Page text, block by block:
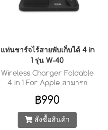
แท่นชาร์จไร้สายพับเก็บได้ 4 in
1 รุ่น W-40
Wireless Charger Foldable
4 in 1 For Apple สามารถ
฿990
สั่งซื้อสินค้า